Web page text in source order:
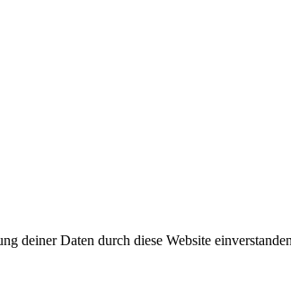
deiner Daten durch diese Website